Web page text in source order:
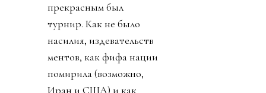
прекрасным был
турнир. Как не было
насилия, издевательств
ментов, как фифа нации
помирила (возможно,
Иран и США) и как